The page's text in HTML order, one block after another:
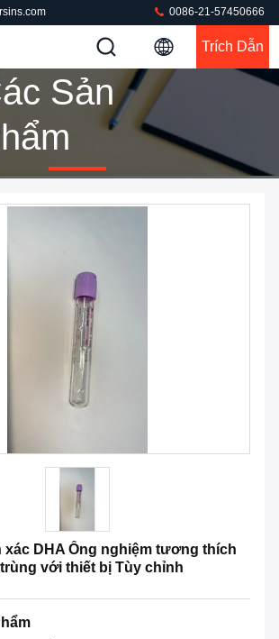
0086-21-57450666
Trích Dẫn
Sản
xác DHA Ống nghiệm tương thích
với thiết bị Tùy chỉnh